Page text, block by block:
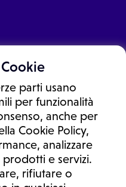
parti usano
per funzionalità
anche per
Cookie Policy,
analizzare
e servizi.
rifiutare o
non sono un consulto medico.
un consulto, una
Non si devono considerare
per la formulazione di
trattamento o l'assunzione o
consultare un medico di
uno specialista.